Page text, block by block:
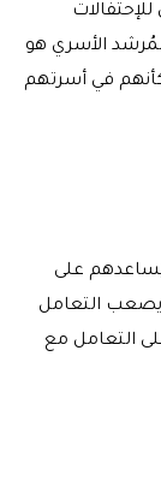
الأسري هو
في أسرتهم
على
يصعب التعامل
التعامل مع